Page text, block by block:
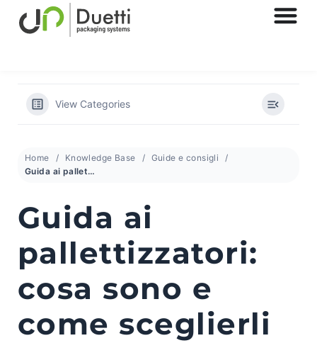
View Categories
Home Knowledge Base
Guide e consigli
Guida ai pallettizzatori: cosa sono e come sceglierli
Guida ai
pallettizzatori:
cosa sono e
come sceglierli